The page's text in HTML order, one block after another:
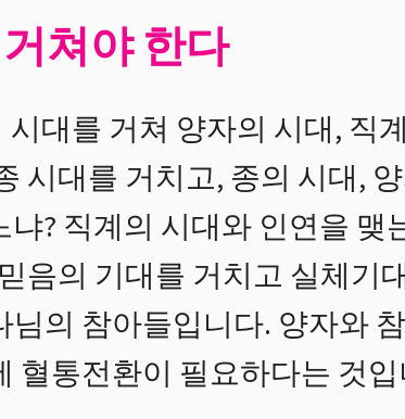
쳐야 한다
대를 거쳐 양자의 시대, 직
시대를 거치고, 종의 시대,
? 직계의 시대와 인연을 맺
음의 기대를 거치고 실체기
의 참아들입니다. 양자와
혈통전환이 필요하다는 것